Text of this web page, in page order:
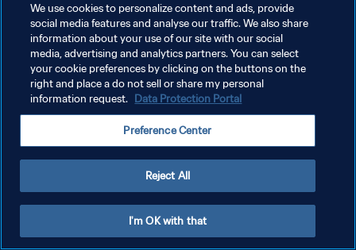
سياسة الخصوصية
إدارة تفضيلات ملفات تعريف الارتباط
We use cookies to personalize content and ads, provide
social media features and analyse our traffic. We also share
information about your use of our site with our social
media, advertising and analytics partners. You can select
your cookie preferences by clicking on the buttons on the
right and place a do not sell or share my personal
information request. Data Protection Portal
Preference Center
Reject All
I'm OK with that